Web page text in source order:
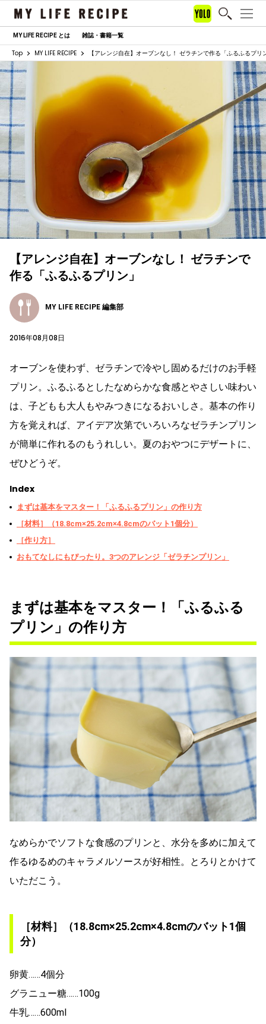
MY LIFE RECIPE とは 雑誌・書籍一覧
Top MY LIFE RECIPE 【アレンジ自在】オーブンなし！ ゼラチンで作る「ふるふるプリ
【アレンジ自在】オーブンなし！ ゼラチンで
作る「ふるふるプリン」
MY LIFE RECIPE 編集部
2016年08月08日
オーブンを使わず、ゼラチンで冷やし固めるだけのお手軽
プリン。ふるふるとしたなめらかな食感とやさしい味わい
は、子どもも大人もやみつきになるおいしさ。基本の作り
方を覚えれば、アイデア次第でいろいろなゼラチンプリン
が簡単に作れるのもうれしい。夏のおやつにデザートに、
ぜひどうぞ。
Index
まずは基本をマスター！「ふるふるプリン」の作り方
［材料］（18.8cm×25.2cm×4.8cmのバット1個分）
［作り方］
おもてなしにもぴったり。3つのアレンジ「ゼラチンプリン」
まずは基本をマスター！「ふるふる
プリン」の作り方
なめらかでソフトな食感のプリンと、水分を多めに加えて
作るゆるめのキャラメルソースが好相性。とろりとかけて
いただこう。
［材料］（18.8cm×25.2cm×4.8cmのバット1個
分）
卵黄……4個分
グラニュー糖……100g
牛乳……600ml